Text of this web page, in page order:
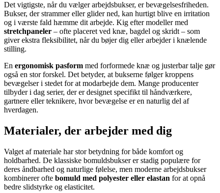
Det vigtigste, når du vælger arbejdsbukser, er bevægelsesfriheden.
Bukser, der strammer eller glider ned, kan hurtigt blive en irritation
og i værste fald hæmme dit arbejde. Kig efter modeller med
stretchpaneler – ofte placeret ved knæ, bagdel og skridt – som
giver ekstra fleksibilitet, når du bøjer dig eller arbejder i knælende
stilling.
En ergonomisk pasform med forformede knæ og justerbar talje gør
også en stor forskel. Det betyder, at bukserne følger kroppens
bevægelser i stedet for at modarbejde dem. Mange producenter
tilbyder i dag serier, der er designet specifikt til håndværkere,
gartnere eller teknikere, hvor bevægelse er en naturlig del af
hverdagen.
Materialer, der arbejder med dig
Valget af materiale har stor betydning for både komfort og
holdbarhed. De klassiske bomuldsbukser er stadig populære for
deres åndbarhed og naturlige følelse, men moderne arbejdsbukser
kombinerer ofte bomuld med polyester eller elastan for at opnå
bedre slidstyrke og elasticitet.